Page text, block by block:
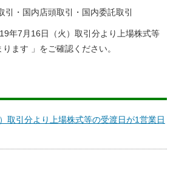
・国内店頭取引・国内委託取引
年7月16日（火）取引分より上場株式等
ます 」をご確認ください。
取引分より上場株式等の受渡日が1営業日